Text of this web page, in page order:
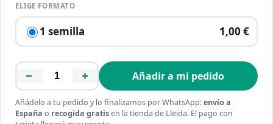
ELIGE FORMATO
1 semilla 1,00 €
− + Añadir a mi pedido
Añádelo a tu pedido y lo finalizamos por WhatsApp:envío a
España o recogida gratisen la tienda de Lleida. El pago con